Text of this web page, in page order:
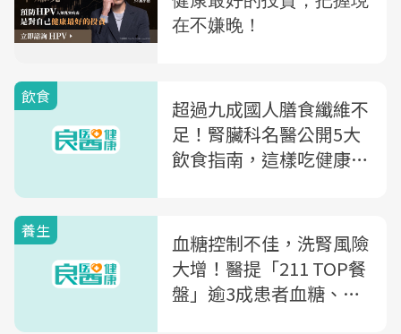
飲食
超過九成國人膳食纖維不
足！腎臟科名醫公開5大
飲食指南，這樣吃健康又
養生
血糖控制不佳，洗腎風險
大增！醫提「211 TOP餐
盤」逾3成患者血糖、腎